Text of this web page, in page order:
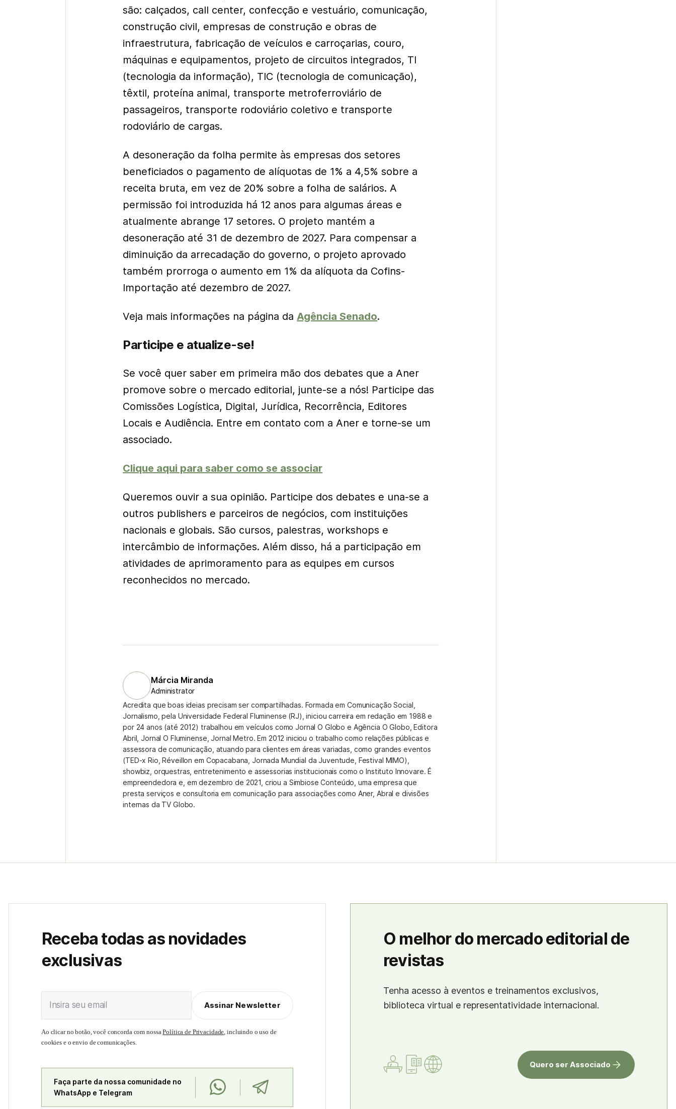
são: calçados, call center, confecção e vestuário, comunicação,
construção civil, empresas de construção e obras de
infraestrutura, fabricação de veículos e carroçarias, couro,
máquinas e equipamentos, projeto de circuitos integrados, TI
(tecnologia da informação), TIC (tecnologia de comunicação),
têxtil, proteína animal, transporte metroferroviário de
passageiros, transporte rodoviário coletivo e transporte
rodoviário de cargas.
A desoneração da folha permite às empresas dos setores
beneficiados o pagamento de alíquotas de 1% a 4,5% sobre a
receita bruta, em vez de 20% sobre a folha de salários. A
permissão foi introduzida há 12 anos para algumas áreas e
atualmente abrange 17 setores. O projeto mantém a
desoneração até 31 de dezembro de 2027. Para compensar a
diminuição da arrecadação do governo, o projeto aprovado
também prorroga o aumento em 1% da alíquota da Cofins-
Importação até dezembro de 2027.
Veja mais informações na página daAgência Senado.
Participe e atualize-se!
Se você quer saber em primeira mão dos debates que a Aner
promove sobre o mercado editorial, junte-se a nós! Participe das
Comissões Logística, Digital, Jurídica, Recorrência, Editores
Locais e Audiência. Entre em contato com a Aner e torne-se um
associado.
Clique aqui para saber como se associar
Queremos ouvir a sua opinião. Participe dos debates e una-se a
outros publishers e parceiros de negócios, com instituições
nacionais e globais. São cursos, palestras, workshops e
intercâmbio de informações. Além disso, há a participação em
atividades de aprimoramento para as equipes em cursos
reconhecidos no mercado.
Márcia Miranda
Administrator
Acredita que boas ideias precisam ser compartilhadas. Formada em Comunicação Social,
Jornalismo, pela Universidade Federal Fluminense (RJ), iniciou carreira em redação em 1988 e
por 24 anos (até 2012) trabalhou em veículos como Jornal O Globo e Agência O Globo, Editora
Abril, Jornal O Fluminense, Jornal Metro. Em 2012 iniciou o trabalho como relações públicas e
assessora de comunicação, atuando para clientes em áreas variadas, como grandes eventos
(TED-x Rio, Réveillon em Copacabana, Jornada Mundial da Juventude, Festival MIMO),
showbiz, orquestras, entretenimento e assessorias institucionais como o Instituto Innovare. É
empreendedora e, em dezembro de 2021, criou a Simbiose Conteúdo, uma empresa que
presta serviços e consultoria em comunicação para associações como Aner, Abral e divisões
internas da TV Globo.
Receba todas as novidades
exclusivas
Insira seu email Assinar Newsletter
Ao clicar no botão, você concorda com nossaPolítica de Privacidade, incluindo o uso de
cookies e o envio de comunicações.
Faça parte da nossa comunidade no
WhatsApp e Telegram
O melhor do mercado editorial de
revistas
Tenha acesso à eventos e treinamentos exclusivos,
biblioteca virtual e representatividade internacional.
Quero ser Associado